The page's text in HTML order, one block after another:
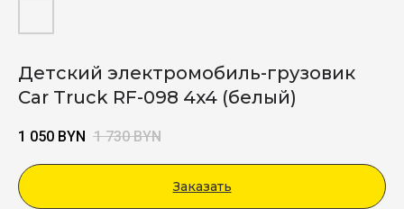
Детский электромобиль-грузовик
Car Truck RF-098 4x4 (белый)
1 050 BYN 1 730 BYN
Заказать